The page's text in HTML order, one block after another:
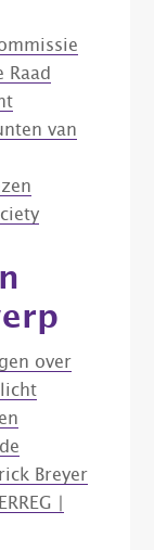
Raad
van
over
Breyer
|